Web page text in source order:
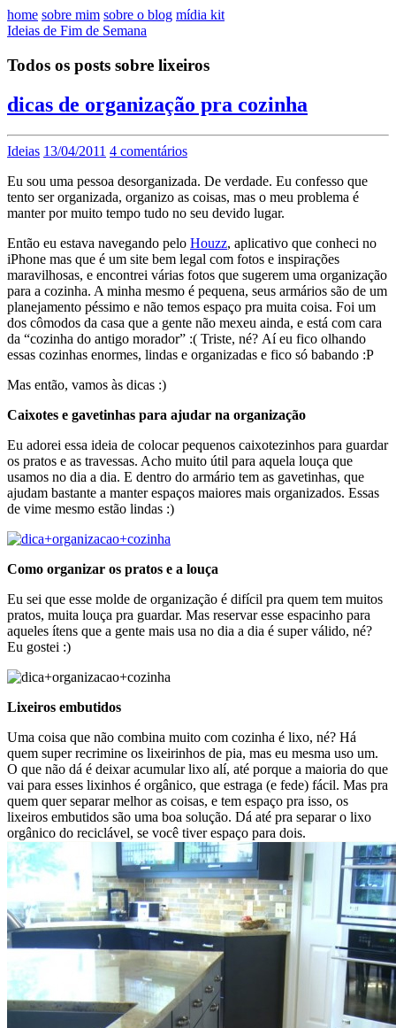
home sobre mim sobre o blog mídia kit
Ideias de Fim de Semana
Todos os posts sobre lixeiros
dicas de organização pra cozinha
Ideias 13/04/2011 4 comentários
Eu sou uma pessoa desorganizada. De verdade. Eu confesso que
tento ser organizada, organizo as coisas, mas o meu problema é
manter por muito tempo tudo no seu devido lugar.
Então eu estava navegando pelo Houzz, aplicativo que conheci no
iPhone mas que é um site bem legal com fotos e inspirações
maravilhosas, e encontrei várias fotos que sugerem uma organização
para a cozinha. A minha mesmo é pequena, seus armários são de um
planejamento péssimo e não temos espaço pra muita coisa. Foi um
dos cômodos da casa que a gente não mexeu ainda, e está com cara
da “cozinha do antigo morador” :( Triste, né? Aí eu fico olhando
essas cozinhas enormes, lindas e organizadas e fico só babando :P
Mas então, vamos às dicas :)
Caixotes e gavetinhas para ajudar na organização
Eu adorei essa ideia de colocar pequenos caixotezinhos para guardar
os pratos e as travessas. Acho muito útil para aquela louça que
usamos no dia a dia. E dentro do armário tem as gavetinhas, que
ajudam bastante a manter espaços maiores mais organizados. Essas
de vime mesmo estão lindas :)
Como organizar os pratos e a louça
Eu sei que esse molde de organização é difícil pra quem tem muitos
pratos, muita louça pra guardar. Mas reservar esse espacinho para
aqueles ítens que a gente mais usa no dia a dia é super válido, né?
Eu gostei :)
Lixeiros embutidos
Uma coisa que não combina muito com cozinha é lixo, né? Há
quem super recrimine os lixeirinhos de pia, mas eu mesma uso um.
O que não dá é deixar acumular lixo alí, até porque a maioria do que
vai para esses lixinhos é orgânico, que estraga (e fede) fácil. Mas pra
quem quer separar melhor as coisas, e tem espaço pra isso, os
lixeiros embutidos são uma boa solução. Dá até pra separar o lixo
orgânico do reciclável, se você tiver espaço para dois.